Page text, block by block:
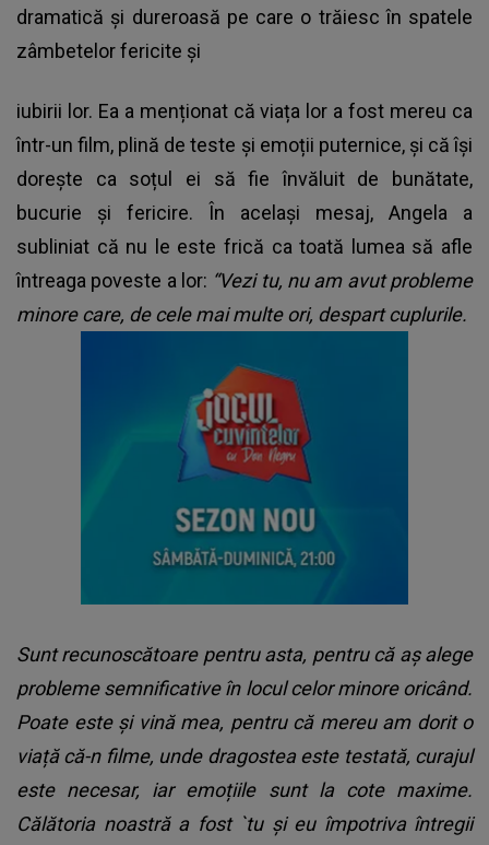
dramatică și dureroasă pe care o trăiesc în spatele
zâmbetelor fericite și
iubirii lor. Ea a menționat că viața lor a fost mereu ca
într-un film, plină de teste și emoții puternice, și că își
dorește ca soțul ei să fie învăluit de bunătate,
bucurie și fericire. În același mesaj, Angela a
subliniat că nu le este frică ca toată lumea să afle
întreaga poveste a lor: “Vezi tu, nu am avut probleme
minore care, de cele mai multe ori, despart cuplurile.
Sunt recunoscătoare pentru asta, pentru că aș alege
probleme semnificative în locul celor minore oricând.
Poate este și vină mea, pentru că mereu am dorit o
viață că-n filme, unde dragostea este testată, curajul
este necesar, iar emoțiile sunt la cote maxime.
Călătoria noastră a fost `tu și eu împotriva întregii